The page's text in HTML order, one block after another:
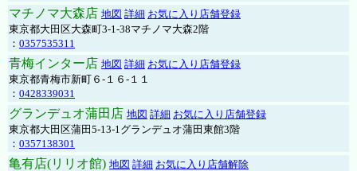
マチノマ大森店 地図 詳細 お気に入り店舗登録
東京都大田区大森町3-1-38マチノマ大森2階
： 0357535311
青梅インター店 地図 詳細 お気に入り店舗登録
東京都青梅市新町６-１６-１１
： 0428339031
グランデュオ蒲田店 地図 詳細 お気に入り店舗登録
東京都大田区蒲田5-13-1グランデュオ蒲田東館3階
： 0357138301
亀有店(リリオ館) 地図 詳細 お気に入り店舗解除